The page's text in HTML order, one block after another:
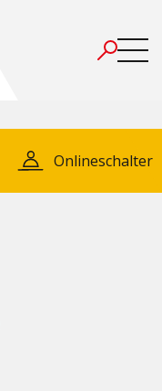
Onlineschalter